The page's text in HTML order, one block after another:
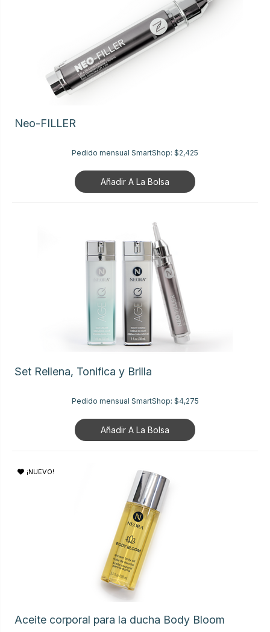
Neo-FILLER
Pedido mensual SmartShop: $2,425
Añadir A La Bolsa
Set Rellena, Tonifica y Brilla
Pedido mensual SmartShop: $4,275
Añadir A La Bolsa
¡NUEVO!
Aceite corporal para la ducha Body Bloom